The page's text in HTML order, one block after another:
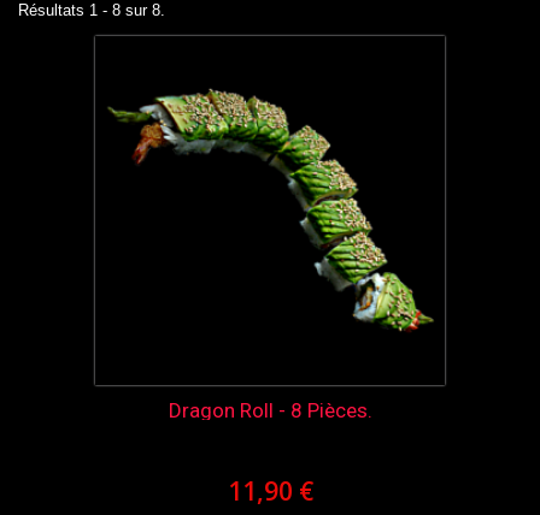
Résultats 1 - 8 sur 8.
Dragon Roll - 8 Pièces.
11,90 €